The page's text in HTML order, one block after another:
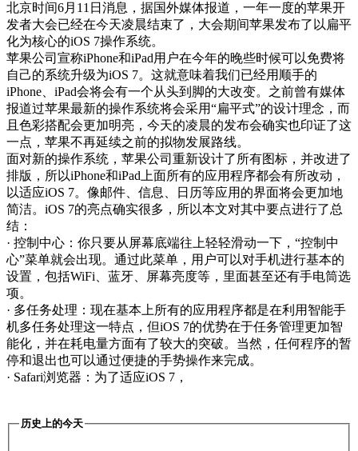
北京时间6月11日消息，据国外媒体报道，一年一度的苹果开
发者大会已经在今天凌晨结束了，大会期间苹果发布了以扁平
化为核心的iOS 7操作系统。
苹果公司宣称iPhone和iPad用户在今年的晚些时候可以免费将
自己的系统升级为iOS 7。这就意味着我们已经用顺手的
iPhone、iPad会将会有一个从头到脚的大改变。之前曾有媒体
报道过苹果最新的操作系统将会采用“扁平式”的设计理念，而
且色彩搭配会更加明亮，今天的凌晨的发布会确实也印证了这
一点，苹果不再延续之前的拟物发展路线。
面对新的操作系统，苹果公司重新设计了所有图标，并改进了
排版，所以iPhone和iPad上面所有的应用程序都会有所改动，
以适应iOS 7。像邮件、信息、日历等应用的界面将会更加地
简洁。iOS 7的亮点确实很多，所以本文对其中要点进行了总
结：
· 控制中心：你只要从屏幕底端往上轻轻滑动一下，“控制中
心”菜单就会出现。通过此菜单，用户可以对手机进行基本的
设置，包括WiFi、蓝牙、屏幕亮度等，里面甚至还有手电筒选
项。
· 多任务处理：现在基本上所有的应用程序都是在利用智能手
机多任务处理这一特点，但iOS 7的优势在于任务管理更加智
能化，并在耗电量方面有了较大的突破。当然，任何程序的暂
停和退出也可以通过便捷的手势操作来完成。
· Safari浏览器：为了适应iOS 7，
历史上的今天